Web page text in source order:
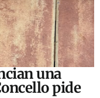
una
pide